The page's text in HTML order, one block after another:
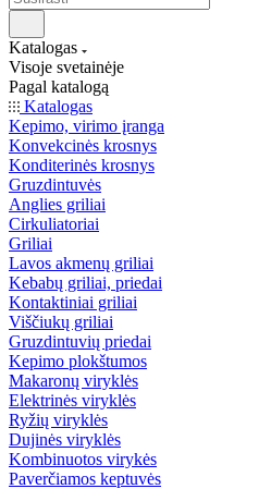
Katalogas
Visoje svetainėje
Pagal katalogą
Katalogas
Kepimo, virimo įranga
Konvekcinės krosnys
Konditerinės krosnys
Gruzdintuvės
Anglies griliai
Cirkuliatoriai
Griliai
Lavos akmenų griliai
Kebabų griliai, priedai
Kontaktiniai griliai
Viščiukų griliai
Gruzdintuvių priedai
Kepimo plokštumos
Makaronų viryklės
Elektrinės viryklės
Ryžių viryklės
Dujinės viryklės
Kombinuotos virykės
Paverčiamos keptuvės